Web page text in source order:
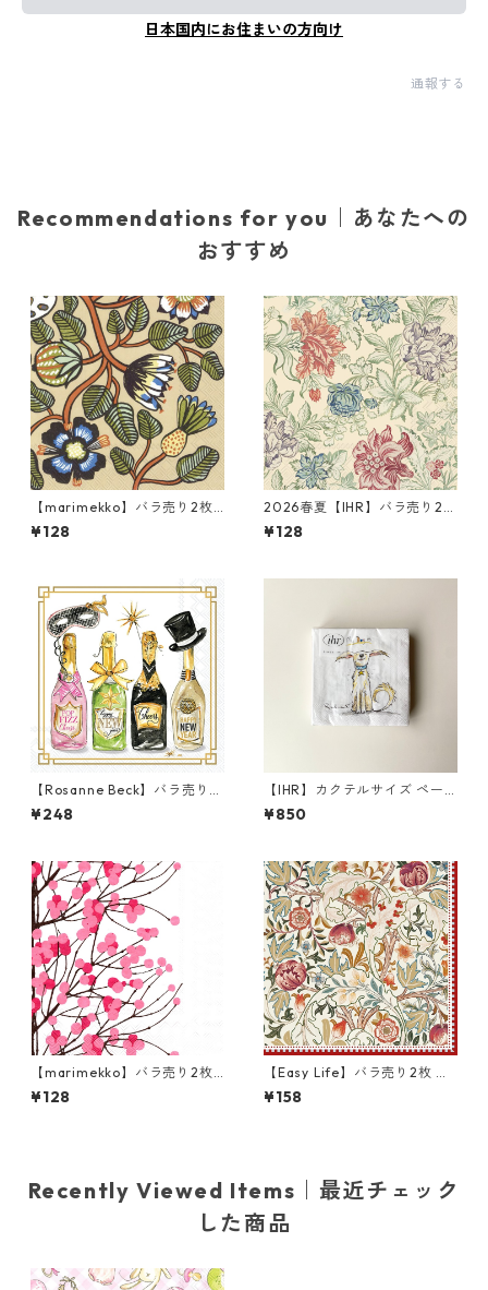
日本国内にお住まいの方向け
通報する
Recommendations for you｜あなたへの
おすすめ
【marimekko】バラ売り2枚
ランチサイズ ペーパーナプキ
ン TIARA クリーム
¥128
2026春夏【IHR】バラ売り2枚
ランチサイズ ペーパーナプキ
ン ROCOCO SILK クリーム V
¥128
【Rosanne Beck】バラ売り2
枚 カクテルサイズ ペーパーナ
プキン New Years Bottles ホ
¥248
【IHR】カクテルサイズ ペー
パーナプキン EMOTION DOG
S ホワイト Anita Jeram 20枚
¥850
【marimekko】バラ売り2枚
ランチサイズ ペーパーナプキ
ン LUMIMARJA ホワイト×ピ
¥128
【Easy Life】バラ売り2枚 ラ
ンチサイズ ペーパーナプキン
William Morris レッド ウィリ
¥158
Recently Viewed Items｜最近チェック
した商品